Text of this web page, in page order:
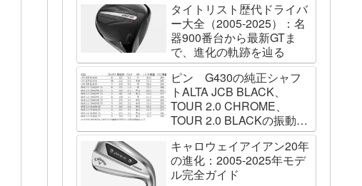
タイトリスト歴代ドライバ
ー大全（2005-2025）：名
器900番台から最新GTま
で、進化の軌跡を辿る
ピン G430の純正シャフ
トALTA JCB BLACK、
TOUR 2.0 CHROME、
TOUR 2.0 BLACKの振動数
を測ってみました
キャロウェイアイアン20年
の進化：2005-2025年モデ
ル完全ガイド